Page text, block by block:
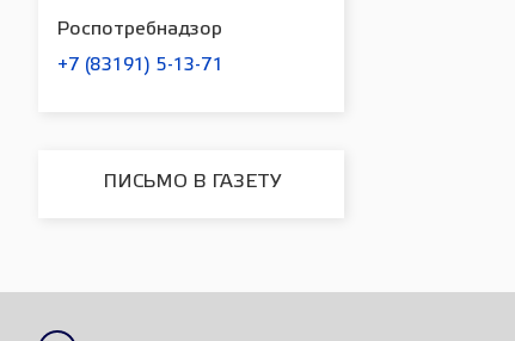
Роспотребнадзор
+7 (83191) 5-13-71
ПИСЬМО В ГАЗЕТУ